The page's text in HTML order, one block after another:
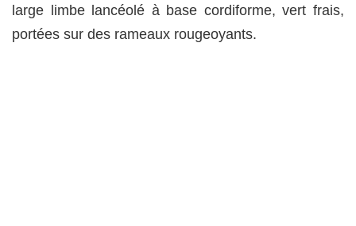
large limbe lancéolé à base cordiforme, vert frais,
portées sur des rameaux rougeoyants.